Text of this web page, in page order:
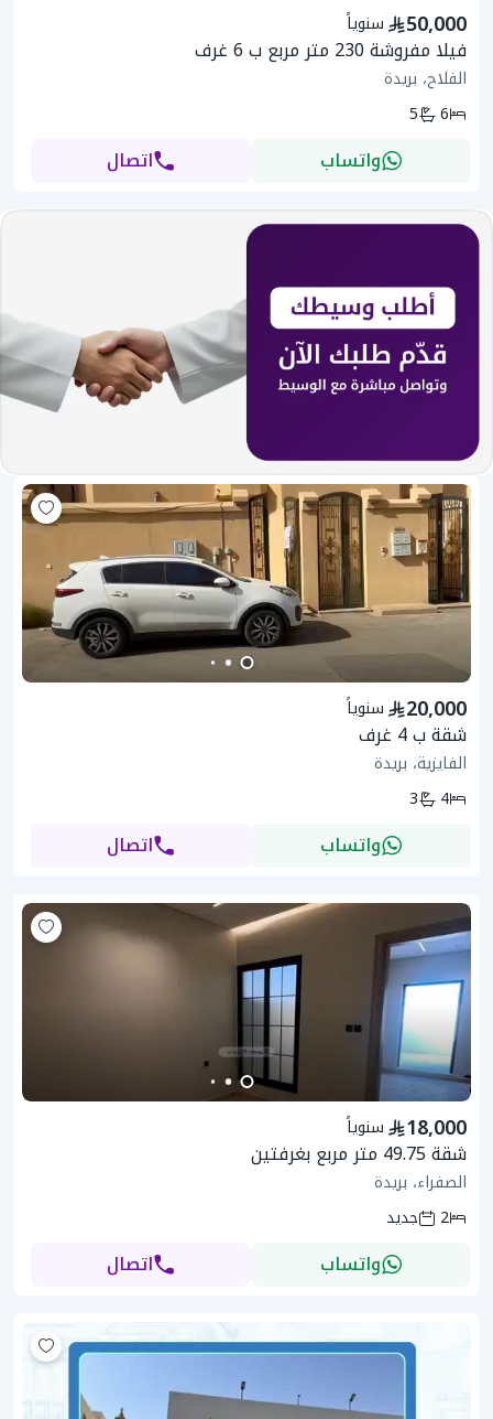
سنوياً 50,000
فيلا مفروشة 230 متر مربع ب 6 غرف
الفلاح، بريدة
6
5
واتساب اتصال
سنوياً 20,000
شقة ب 4 غرف
الفايزية، بريدة
4
3
واتساب اتصال
سنوياً 18,000
شقة 49.75 متر مربع بغرفتين
الصفراء، بريدة
2
جديد
واتساب اتصال